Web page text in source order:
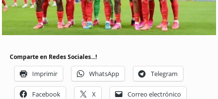
Comparte en Redes Sociales...!
Imprimir WhatsApp Telegram
Facebook X Correo electrónico